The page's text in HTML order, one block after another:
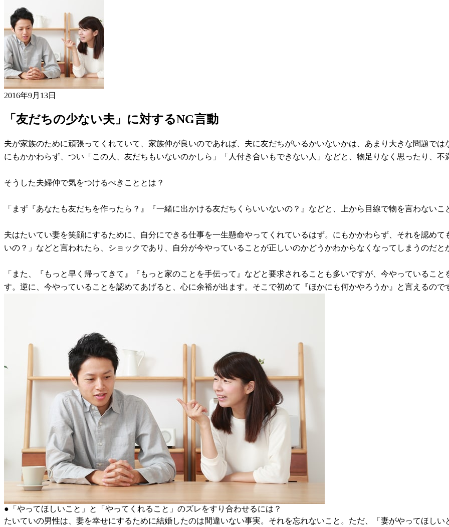
2016年9月13日
「友だちの少ない夫」に対するNG言動
夫が家族のために頑張ってくれていて、家族仲が良いのであれば、夫に友だちがいるかいないかは、あまり大きな問題では
にもかかわらず、つい「この人、友だちもいないのかしら」「人付き合いもできない人」などと、物足りなく思ったり、不
そうした夫婦仲で気をつけるべきこととは？
「まず『あなたも友だちを作ったら？』『一緒に出かける友だちくらいいないの？』などと、上から目線で物を言わない
夫はたいてい妻を笑顔にするために、自分にできる仕事を一生懸命やってくれているはず。にもかかわらず、それを認め
いの？」などと言われたら、ショックであり、自分が今やっていることが正しいのかどうかわからなくなってしまうのだと
「また、『もっと早く帰ってきて』『もっと家のことを手伝って』などと要求されることも多いですが、今やっているこ
す。逆に、今やっていることを認めてあげると、心に余裕が出ます。そこで初めて『ほかにも何かやろうか』と言えるの
●「やってほしいこと」と「やってくれること」のズレをすり合わせるには？
たいていの男性は、妻を幸せにするために結婚したのは間違いない事実。それを忘れないこと。ただ、「妻がやってほし